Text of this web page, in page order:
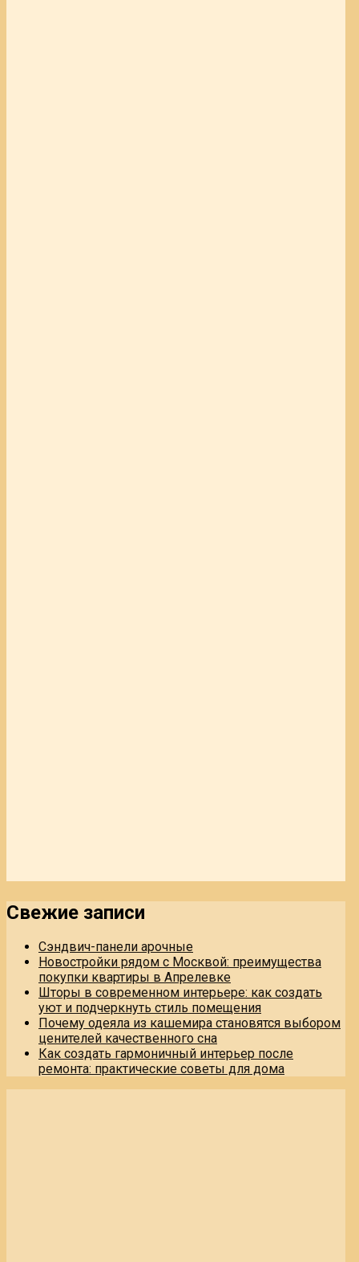
Свежие записи
Сэндвич-панели арочные
Новостройки рядом с Москвой: преимущества
покупки квартиры в Апрелевке
Шторы в современном интерьере: как создать
уют и подчеркнуть стиль помещения
Почему одеяла из кашемира становятся выбором
ценителей качественного сна
Как создать гармоничный интерьер после
ремонта: практические советы для дома